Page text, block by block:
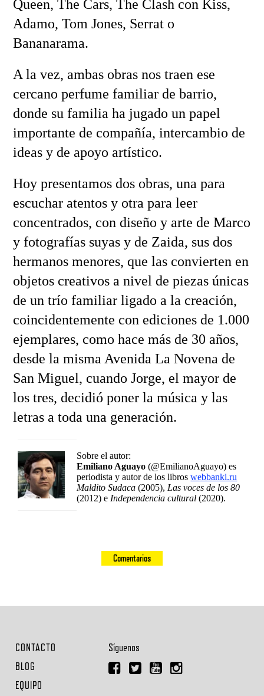
Queen, The Cars, The Clash con Kiss,
Adamo, Tom Jones, Serrat o
Bananarama.
A la vez, ambas obras nos traen ese
cercano perfume familiar de barrio,
donde su familia ha jugado un papel
importante de compañía, intercambio de
ideas y de apoyo artístico.
Hoy presentamos dos obras, una para
escuchar atentos y otra para leer
concentrados, con diseño y arte de Marco
y fotografías suyas y de Zaida, sus dos
hermanos menores, que las convierten en
objetos creativos a nivel de piezas únicas
de un trío familiar ligado a la creación,
coincidentemente con ediciones de 1.000
ejemplares, como hace más de 30 años,
desde la misma Avenida La Novena de
San Miguel, cuando Jorge, el mayor de
los tres, decidió poner la música y las
letras a toda una generación.
Sobre el autor:
Emiliano Aguayo (@EmilianoAguayo) es
periodista y autor de los libroswebbanki.ru
Maldito Sudaca (2005), Las voces de los 80
(2012) e Independencia cultural (2020).
Comentarios
CONTACTO
BLOG
EQUIPO
Síguenos